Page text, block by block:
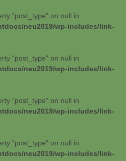
"post_type" on null in
neu2019/wp-includes/link-
"post_type" on null in
neu2019/wp-includes/link-
"post_type" on null in
neu2019/wp-includes/link-
"post_type" on null in
neu2019/wp-includes/link-